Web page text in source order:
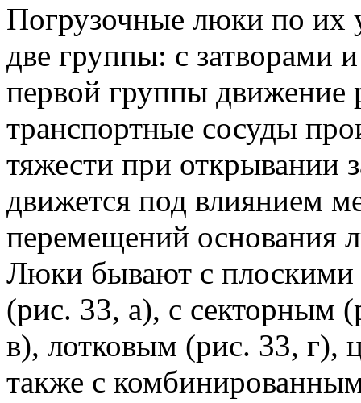
Погрузочные люки по их
две группы: с затворами
первой группы движение
транспортные сосуды
тяжести при открывании
движется под влиянием
перемещений основания
Люки бывают с
(рис. 33, а), с секторным
в), лотковым (рис. 33, г),
также с